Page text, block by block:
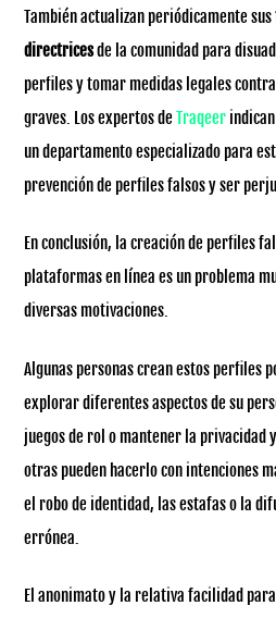
También actualizan periódicamente sus
directricesde la comunidad para
perfiles y tomar medidas legales
graves. Los expertos deTraqeer
un departamento especializado para
prevención de perfiles falsos y ser
En conclusión, la creación de perfiles
plataformas en línea es un problema
diversas motivaciones.
Algunas personas crean estos perfiles
explorar diferentes aspectos de su
juegos de rol o mantener la privacidad
otras pueden hacerlo con intenciones
el robo de identidad, las estafas o la
errónea.
El anonimato y la relativa facilidad